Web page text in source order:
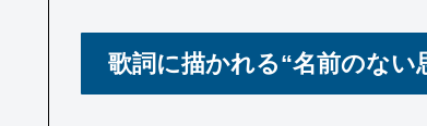
歌詞に描かれる“名前のな